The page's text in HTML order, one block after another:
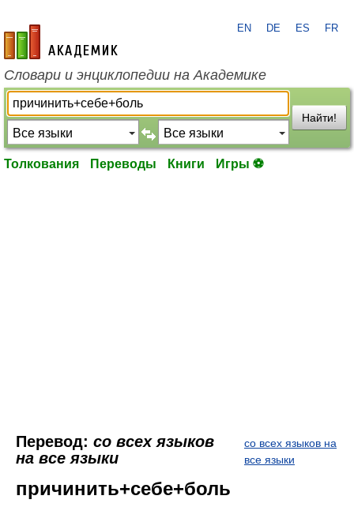
academic.ru
EN DE ES FR
Словари и энциклопедии на Академике
Найти!
Толкования Переводы Книги Игры ⚽
Перевод: со всех языков
на все языки
со всех языков на
все языки
причинить+себе+боль